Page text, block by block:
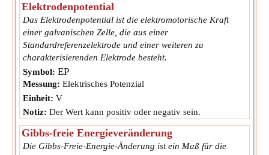
Elektrodenpotential
Das Elektrodenpotential ist die elektromotorische Kraft
einer galvanischen Zelle, die aus einer
Standardreferenzelektrode und einer weiteren zu
charakterisierenden Elektrode besteht.
Symbol: EP
Messung: Elektrisches Potenzial
Einheit: V
Notiz: Der Wert kann positiv oder negativ sein.
Gibbs-freie Energieveränderung
Die Gibbs-Freie-Energie-Änderung ist ein Maß für die